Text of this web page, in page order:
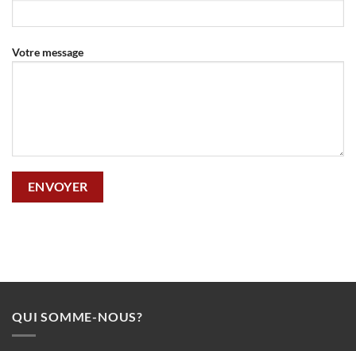
Votre message
QUI SOMME-NOUS?